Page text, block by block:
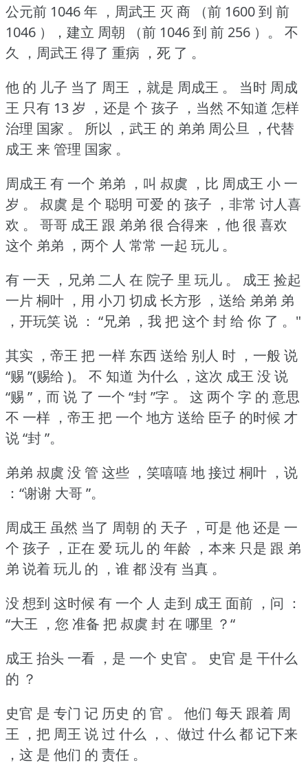
公元前 1046 年 ，周武王 灭 商 （前 1600 到 前
1046 ），建立 周朝 （前 1046 到 前 256 ）。
不
久 ，周武王 得了 重病 ，死 了 。
他 的 儿子 当了 周王 ，就是 周成王 。
当时 周成
王 只有 13 岁 ，还是 个 孩子 ，当然 不知道 怎样
治理 国家 。
所以 ，武王 的 弟弟 周公旦 ，代替
成王 来 管理 国家 。
周成王 有 一个 弟弟 ，叫 叔虞 ，比 周成王 小 一
岁 。
叔虞 是 个 聪明 可爱 的 孩子 ，非常 讨人喜
欢 。
哥哥 成王 跟 弟弟 很 合得来 ，他 很 喜欢
这个 弟弟 ，两个 人 常常 一起 玩儿 。
有 一天 ，兄弟 二人 在 院子 里 玩儿 。
成王 捡起
一片 桐叶 ，用 小刀 切成 长方形 ，送给 弟弟 弟
，开玩笑 说 ： “兄弟 ，我 把 这个 封 给 你 了 。"
其实 ，帝王 把 一样 东西 送给 别人 时 ，一般 说
“赐 ”(赐给 )。
不 知道 为什么 ，这次 成王 没 说
“赐 ”，而 说 了 一个 “封 ”字 。
这 两个 字 的 意思
不 一样 ，帝王 把 一个 地方 送给 臣子 的时候 才
说 “封 ”。
弟弟 叔虞 没 管 这些 ，笑嘻嘻 地 接过 桐叶 ，说
：“谢谢 大哥 ”。
周成王 虽然 当了 周朝 的 天子 ，可是 他 还是 一
个 孩子 ，正在 爱 玩儿 的 年龄 ，本来 只是 跟 弟
弟 说着 玩儿 的 ，谁 都 没有 当真 。
没 想到 这时候 有 一个 人 走到 成王 面前 ，问 ：
“大王 ，您 准备 把 叔虞 封 在 哪里 ？“
成王 抬头 一看 ，是 一个 史官 。
史官 是 干什么
的 ？
史官 是 专门 记 历史 的 官 。
他们 每天 跟着 周
王 ，把 周王 说 过 什么 ，、做过 什么 都 记下来
，这 是 他们 的 责任 。